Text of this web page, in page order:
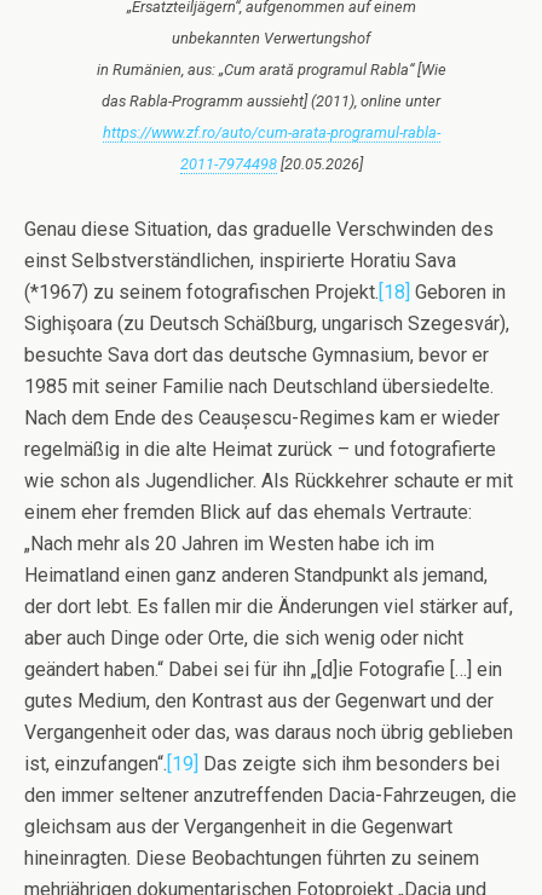
„Ersatzteiljägern“, aufgenommen auf einem
unbekannten Verwertungshof
in Rumänien, aus: „Cum arată programul Rabla“ [Wie
das Rabla-Programm aussieht] (2011), online unter
https://www.zf.ro/auto/cum-arata-programul-rabla-
2011-7974498[20.05.2026]
Genau diese Situation, das graduelle Verschwinden des
einst Selbstverständlichen, inspirierte Horatiu Sava
(*1967) zu seinem fotografischen Projekt. [18] Geboren in
Sighişoara (zu Deutsch Schäßburg, ungarisch Szegesvár),
besuchte Sava dort das deutsche Gymnasium, bevor er
1985 mit seiner Familie nach Deutschland übersiedelte.
Nach dem Ende des Ceaușescu-Regimes kam er wieder
regelmäßig in die alte Heimat zurück – und fotografierte
wie schon als Jugendlicher. Als Rückkehrer schaute er mit
einem eher fremden Blick auf das ehemals Vertraute:
„Nach mehr als 20 Jahren im Westen habe ich im
Heimatland einen ganz anderen Standpunkt als jemand,
der dort lebt. Es fallen mir die Änderungen viel stärker auf,
aber auch Dinge oder Orte, die sich wenig oder nicht
geändert haben.“ Dabei sei für ihn „[d]ie Fotografie […] ein
gutes Medium, den Kontrast aus der Gegenwart und der
Vergangenheit oder das, was daraus noch übrig geblieben
ist, einzufangen“. [19]
Das zeigte sich ihm besonders bei
den immer seltener anzutreffenden Dacia-Fahrzeugen, die
gleichsam aus der Vergangenheit in die Gegenwart
hineinragten. Diese Beobachtungen führten zu seinem
mehrjährigen dokumentarischen Fotoprojekt „Dacia und